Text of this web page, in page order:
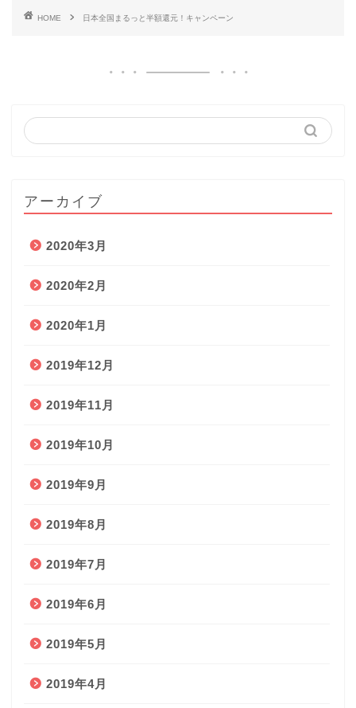
HOME 日本全国まるっと半額還元！キャンペーン
アーカイブ
2020年3月
2020年2月
2020年1月
2019年12月
2019年11月
2019年10月
2019年9月
2019年8月
2019年7月
2019年6月
2019年5月
2019年4月